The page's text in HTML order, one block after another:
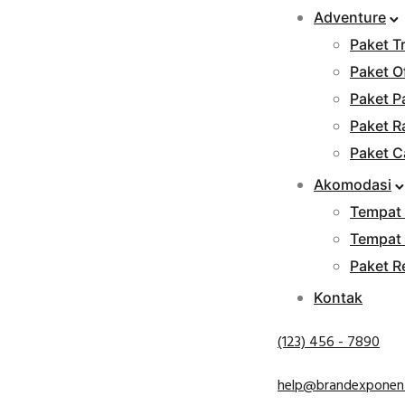
Adventure
Paket
Paket
Paket
Paket
Paket
Akomodasi
Paket
Kontak
(123) 456 - 7890